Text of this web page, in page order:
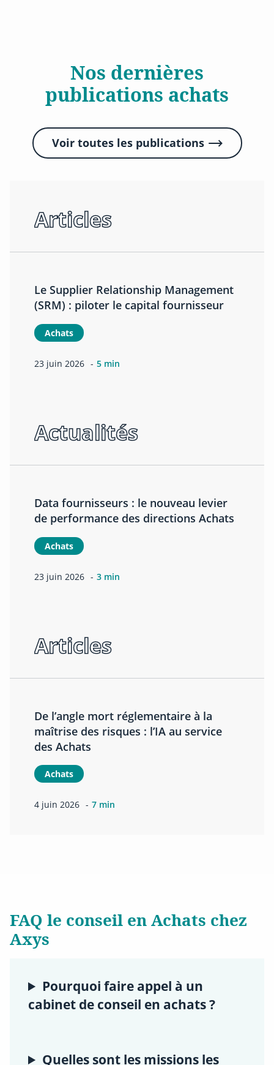
Nos dernières
publications achats
Voir toutes les publications
Articles
Le Supplier Relationship Management
(SRM) : piloter le capital fournisseur
Achats
23 juin 2026 5 min
Actualités
Data fournisseurs : le nouveau levier
de performance des directions Achats
Achats
23 juin 2026 3 min
Articles
De l’angle mort réglementaire à la
maîtrise des risques : l’IA au service
des Achats
Achats
4 juin 2026 7 min
FAQ le conseil en Achats chez
Axys
Pourquoi faire appel à un
cabinet de conseil en achats ?
Quelles sont les missions les